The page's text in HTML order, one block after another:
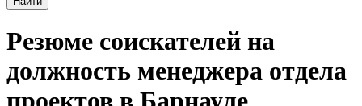
Резюме соискателей на
должность менеджера отдела